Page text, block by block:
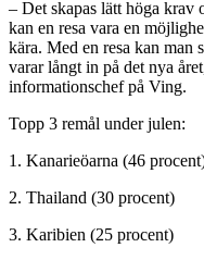
– Det skapas lätt höga
kan en resa vara en
kära. Med en resa kan man
varar långt in på det nya
informationschef på Ving.
Topp 3 remål under julen:
1. Kanarieöarna (46
2. Thailand (30 procent)
3. Karibien (25 procent)